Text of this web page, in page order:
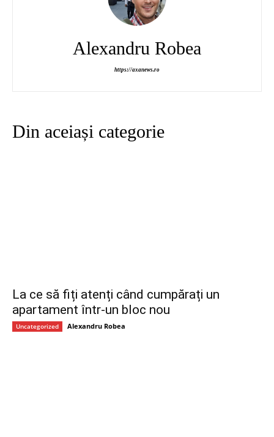
Alexandru Robea
https://axanews.ro
Din aceiași categorie
La ce să fiți atenți când cumpărați un
apartament într-un bloc nou
Uncategorized Alexandru Robea